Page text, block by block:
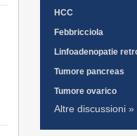
HCC
Febbricciola
Linfoadenopatie
Tumore pancreas
Tumore ovarico
Altre discussioni »